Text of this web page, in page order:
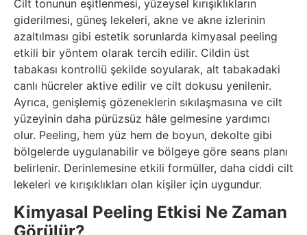
Cilt tonunun eşitlenmesi, yüzeysel kırışıklıkların
giderilmesi, güneş lekeleri, akne ve akne izlerinin
azaltılması gibi estetik sorunlarda kimyasal peeling
etkili bir yöntem olarak tercih edilir. Cildin üst
tabakası kontrollü şekilde soyularak, alt tabakadaki
canlı hücreler aktive edilir ve cilt dokusu yenilenir.
Ayrıca, genişlemiş gözeneklerin sıkılaşmasına ve cilt
yüzeyinin daha pürüzsüz hâle gelmesine yardımcı
olur. Peeling, hem yüz hem de boyun, dekolte gibi
bölgelerde uygulanabilir ve bölgeye göre seans planı
belirlenir. Derinlemesine etkili formüller, daha ciddi cilt
lekeleri ve kırışıklıkları olan kişiler için uygundur.
Kimyasal Peeling Etkisi Ne Zaman